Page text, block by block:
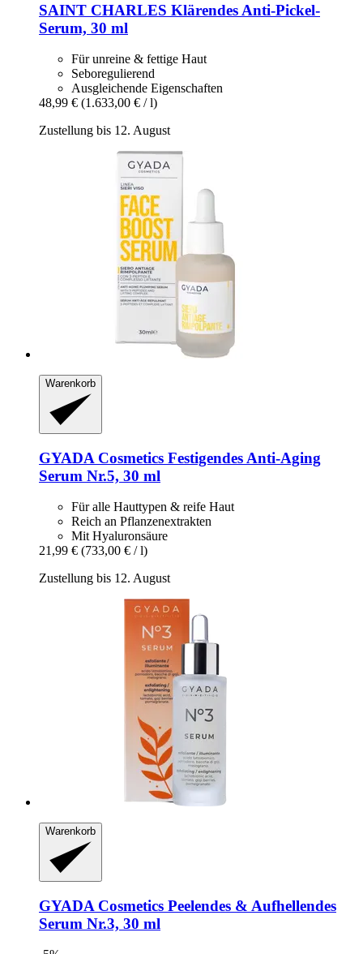
SAINT CHARLES Klärendes Anti-​Pickel-​
Serum, 30 ml
Für unreine & fettige Haut
Seboregulierend
Ausgleichende Eigenschaften
48,99 € (1.633,00 € / l)
Zustellung bis 12. August
Warenkorb
GYADA Cosmetics Festigendes Anti-​Aging
Serum Nr.5, 30 ml
Für alle Hauttypen & reife Haut
Reich an Pflanzenextrakten
Mit Hyaluronsäure
21,99 € (733,00 € / l)
Zustellung bis 12. August
Warenkorb
GYADA Cosmetics Peelendes & Aufhellendes
Serum Nr.3, 30 ml